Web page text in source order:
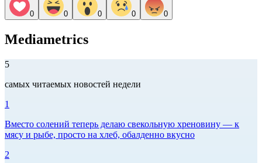
0 0 0 0 0
Mediametrics
5
самых читаемых новостей недели
1
Вместо солений теперь делаю свекольную хреновину — к
мясу и рыбе, просто на хлеб, обалденно вкусно
2